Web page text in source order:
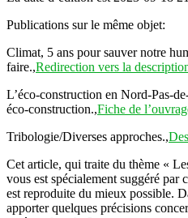
Publications sur le même objet:
Climat, 5 ans pour sauver notre
faire.,Redirection vers la
L’éco-construction en Nord-Pas-
éco-construction.,Fiche de
Tribologie/Diverses approches.,
Cet article, qui traite du thème «
vous est spécialement suggéré
est reproduite du mieux possible.
apporter quelques précisions